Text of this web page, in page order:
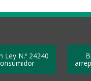
Ley N.º 24240